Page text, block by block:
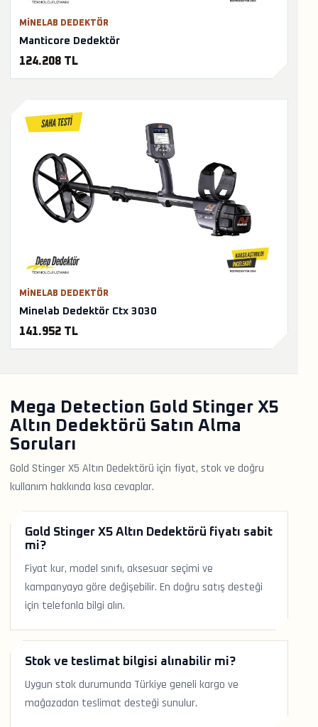
MINELAB DEDEKTÖR
Manticore Dedektör
124.208 TL
MINELAB DEDEKTÖR
Minelab Dedektör Ctx 3030
141.952 TL
Mega Detection Gold Stinger X5
Altın Dedektörü Satın Alma
Soruları
Gold Stinger X5 Altın Dedektörü için fiyat, stok ve doğru
kullanım hakkında kısa cevaplar.
Gold Stinger X5 Altın Dedektörü fiyatı sabit
mi?
Fiyat kur, model sınıfı, aksesuar seçimi ve
kampanyaya göre değişebilir. En doğru satış desteği
için telefonla bilgi alın.
Stok ve teslimat bilgisi alınabilir mi?
Uygun stok durumunda Türkiye geneli kargo ve
mağazadan teslimat desteği sunulur.